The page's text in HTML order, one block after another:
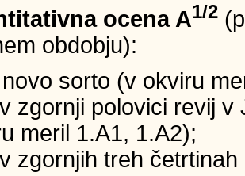
ocena A1/2
obdobju):
sorto (v okviru
zgornji polovici revij
meril 1.A1, 1.A2);
zgornjih treh